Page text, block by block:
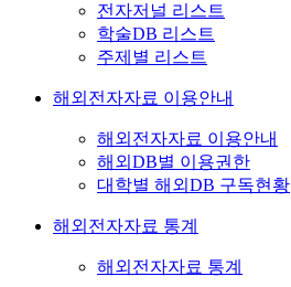
전자저널 리스트
학술DB 리스트
주제별 리스트
해외전자자료 이용안내
해외전자자료 이용안내
해외DB별 이용권한
대학별 해외DB 구독현황
해외전자자료 통계
해외전자자료 통계